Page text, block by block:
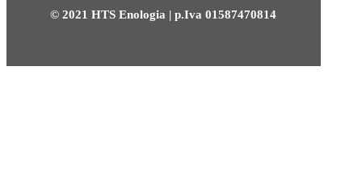
© 2021 HTS Enologia | p.Iva 01587470814